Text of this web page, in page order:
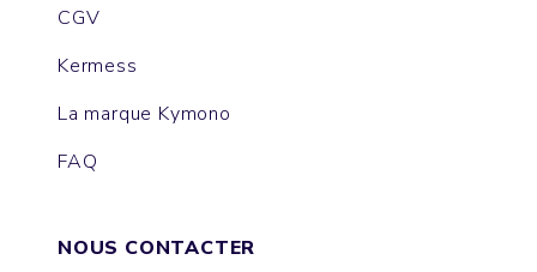
CGV
Kermess
La marque Kymono
FAQ
NOUS CONTACTER